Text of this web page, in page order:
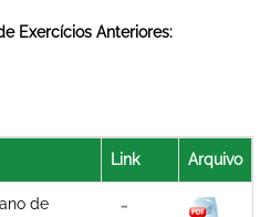
Exercícios Anteriores:
Link Arquivo
de